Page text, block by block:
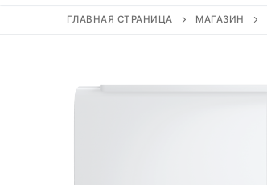
ГЛАВНАЯ СТРАНИЦА МАГАЗИН